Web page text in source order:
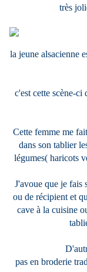
très
la jeune alsacienne
c'est cette scène-ci
Cette femme me
dans son tablier
légumes( haricots
J'avoue que je fais
ou de récipient et
cave à la cuisine
pas en broderie